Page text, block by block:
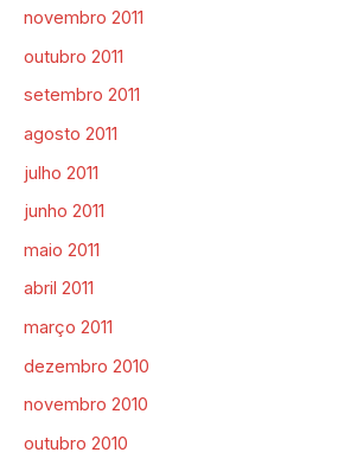
novembro 2011
outubro 2011
setembro 2011
agosto 2011
julho 2011
junho 2011
maio 2011
abril 2011
março 2011
dezembro 2010
novembro 2010
outubro 2010